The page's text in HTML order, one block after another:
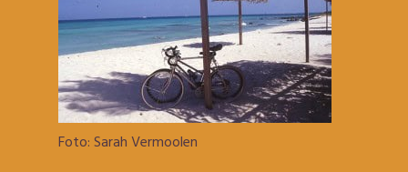
Foto: Sarah Vermoolen